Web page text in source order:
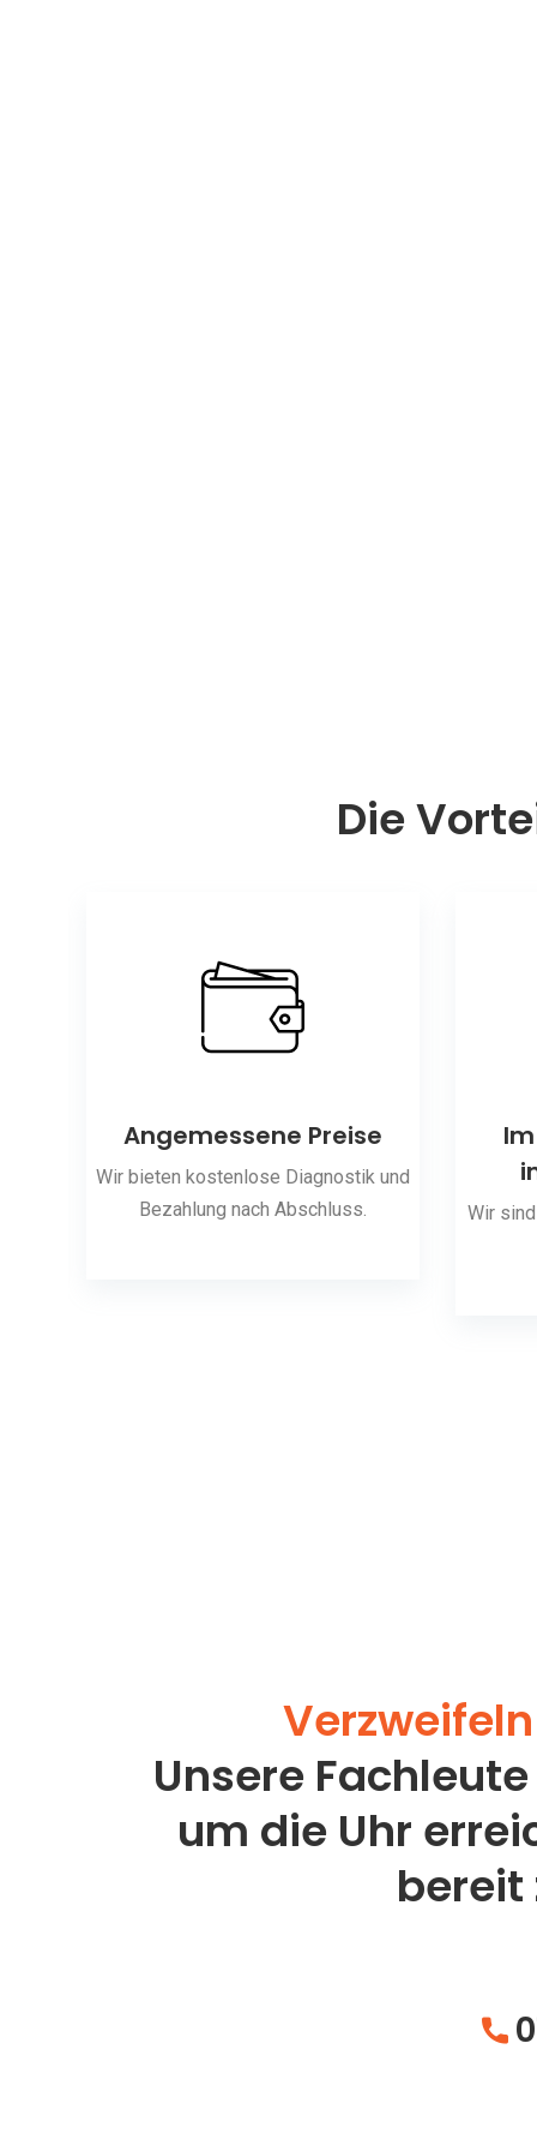
Die
Angemessene Preise
Wir bieten kostenlose Diagnostik und
Bezahlung nach Abschluss.
Wir
Unsere
um die Uhr
bereit